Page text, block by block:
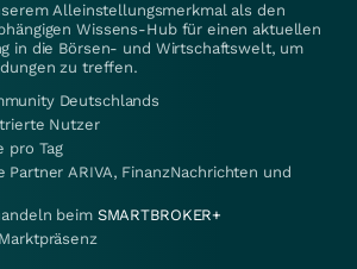
Alleinstellungsmerkmal als den
Wissens-Hub für einen aktuellen
in die Börsen- und Wirtschaftswelt, um
zu treffen.
Deutschlands
Nutzer
pro Tag
Partner ARIVA, FinanzNachrichten und
beim SMARTBROKER+